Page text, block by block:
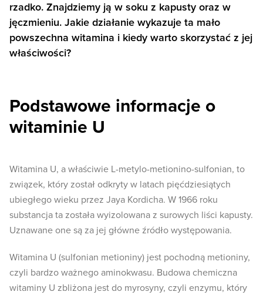
rzadko. Znajdziemy ją w soku z kapusty oraz w
jęczmieniu. Jakie działanie wykazuje ta mało
powszechna witamina i kiedy warto skorzystać z jej
właściwości?
Podstawowe informacje o
witaminie U
Witamina U, a właściwie L-metylo-metionino-sulfonian, to
związek, który został odkryty w latach pięćdziesiątych
ubiegłego wieku przez Jaya Kordicha. W 1966 roku
substancja ta została wyizolowana z surowych liści kapusty.
Uznawane one są za jej główne źródło występowania.
Witamina U (sulfonian metioniny) jest pochodną metioniny,
czyli bardzo ważnego aminokwasu. Budowa chemiczna
witaminy U zbliżona jest do myrosyny, czyli enzymu, który